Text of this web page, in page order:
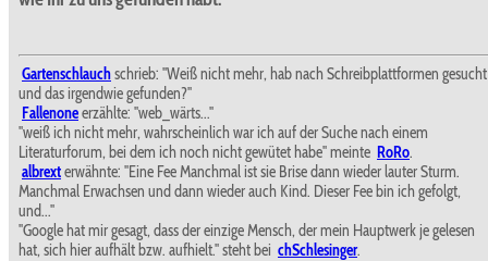
Gartenschlauchschrieb: "Weiß nicht mehr, hab nach Schreibplattformen gesucht
und das irgendwie gefunden?"
Fallenoneerzählte: "web_wärts..."
"weiß ich nicht mehr, wahrscheinlich war ich auf der Suche nach einem
Literaturforum, bei dem ich noch nicht gewütet habe" meinte RoRo.
albrexterwähnte: "Eine Fee Manchmal ist sie Brise dann wieder lauter Sturm.
Manchmal Erwachsen und dann wieder auch Kind. Dieser Fee bin ich gefolgt,
und..."
"Google hat mir gesagt, dass der einzige Mensch, der mein Hauptwerk je gelesen
hat, sich hier aufhält bzw. aufhielt." steht bei chSchlesinger.